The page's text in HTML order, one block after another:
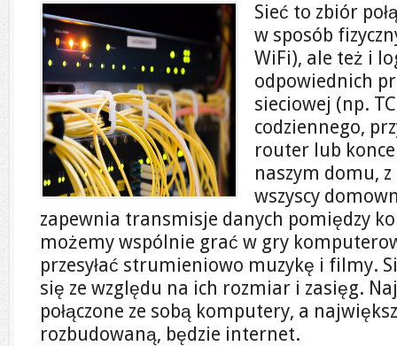
Sieć to zbiór
w sposób
WiFi), ale też i
odpowiednich
sieciowej (np.
codziennego,
router lub
naszym domu,
wszyscy
zapewnia transmisje danych pomiędzy
możemy wspólnie grać w gry
przesyłać strumieniowo muzykę i filmy.
się ze względu na ich rozmiar i zasięg.
połączone ze sobą komputery, a
rozbudowaną, będzie internet.